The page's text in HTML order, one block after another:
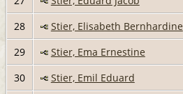
28
Stier, Elisabeth Bernhardine
29
Stier, Ema Ernestine
30
Stier, Emil Eduard